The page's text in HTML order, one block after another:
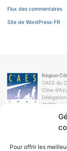
Pour offrir les
Flux des commentaires
Site de WordPress-FR
Région
CAES du
Côte-
CNRS
250, rue
CS 10269